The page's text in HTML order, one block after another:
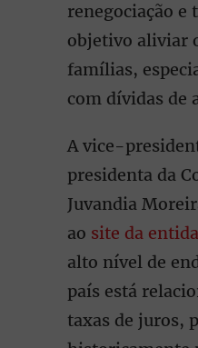
renegociação e
objetivo aliviar
famílias,
com dívidas de
A vice-
presidenta da
Juvandia
ao site da
alto nível de
país está
taxas de juros,